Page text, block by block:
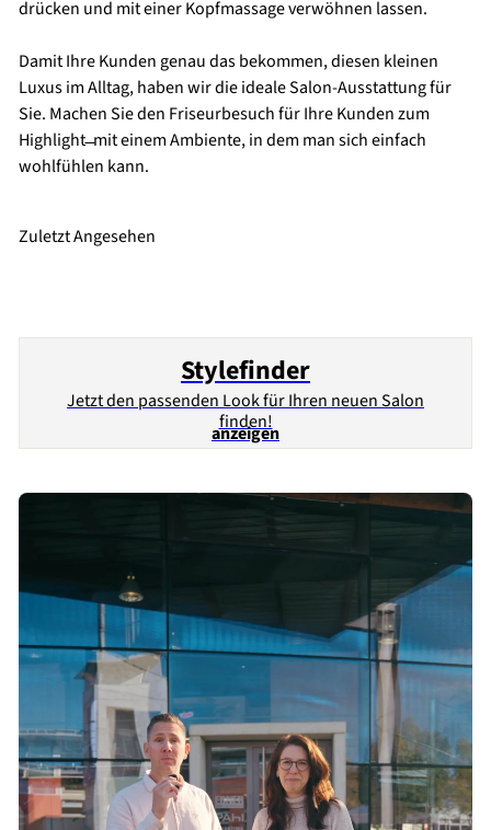
drücken und mit einer Kopfmassage verwöhnen lassen.
Damit Ihre Kunden genau das bekommen, diesen kleinen
Luxus im Alltag, haben wir die ideale Salon-Ausstattung für
Sie. Machen Sie den Friseurbesuch für Ihre Kunden zum
Highlight ̶ mit einem Ambiente, in dem man sich einfach
wohlfühlen kann.
Zuletzt Angesehen
Stylefinder
Jetzt den passenden Look für Ihren neuen Salon
finden!
anzeigen